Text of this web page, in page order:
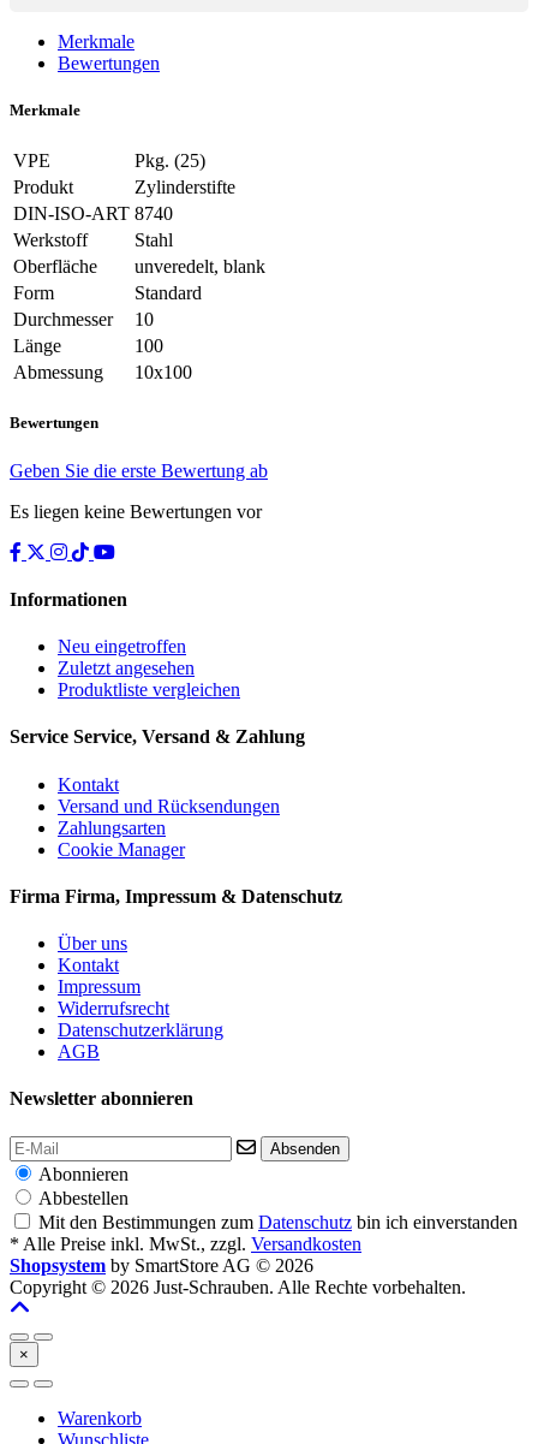
Merkmale
Bewertungen
Merkmale
VPE
Pkg. (25)
Produkt
Zylinderstifte
DIN-ISO-ART 8740
Werkstoff
Stahl
Oberfläche
unveredelt, blank
Form
Standard
Durchmesser
10
Länge
100
Abmessung
10x100
Bewertungen
Geben Sie die erste Bewertung ab
Es liegen keine Bewertungen vor
Informationen
Neu eingetroffen
Zuletzt angesehen
Produktliste vergleichen
Service Service, Versand & Zahlung
Kontakt
Versand und Rücksendungen
Zahlungsarten
Cookie Manager
Firma Firma, Impressum & Datenschutz
Über uns
Kontakt
Impressum
Widerrufsrecht
Datenschutzerklärung
AGB
Newsletter abonnieren
Absenden
Abonnieren
Abbestellen
Mit den Bestimmungen zum Datenschutz bin ich einverstanden
* Alle Preise inkl. MwSt., zzgl. Versandkosten
Shopsystem by SmartStore AG © 2026
Copyright © 2026 Just-Schrauben. Alle Rechte vorbehalten.
×
Warenkorb
Wunschliste